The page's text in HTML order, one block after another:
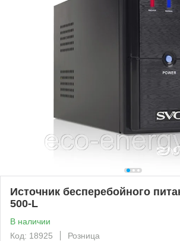
Источник бесперебойного
500-L
В наличии
Код: 18925
Розница